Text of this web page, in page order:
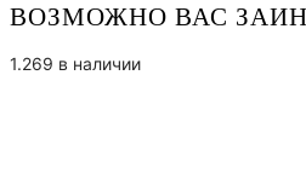
ВОЗМОЖНО ВАС
1.269 в наличии